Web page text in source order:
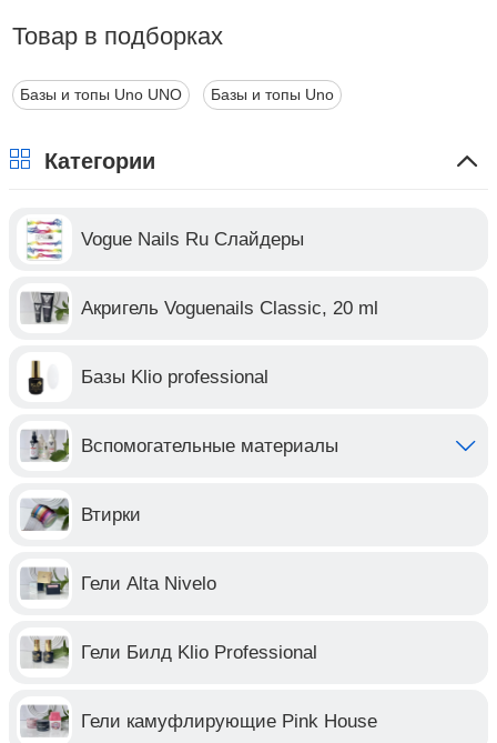
Товар в подборках
Базы и топы Uno UNO Базы и топы Uno
Категории
Vogue Nails Ru Слайдеры
Акригель Voguenails Classic, 20 ml
Базы Klio professional
Вспомогательные материалы
Втирки
Гели Alta Nivelo
Гели Билд Klio Professional
Гели камуфлирующие Pink House